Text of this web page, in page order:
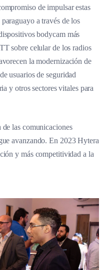
de impulsar estas
a través de los
bodycam más
sobre celular de los radios
la modernización de
usuarios de seguridad
y otros sectores vitales para
las comunicaciones
avanzando. En 2023 Hytera
y más competitividad a la